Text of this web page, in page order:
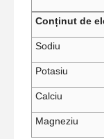
Conținut de
Sodiu
Potasiu
Calciu
Magneziu